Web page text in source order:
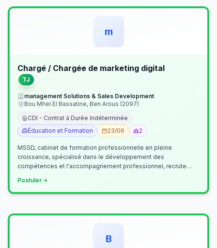
m
Chargé / Chargée de marketing digital
TJ
management Solutions & Sales Development
Bou Mhel El Bassatine, Ben Arous (2097)
CDI - Contrat à Durée Indéterminée
Éducation et Formation
23/06 2
MSSD, cabinet de formation professionnelle en pleine
croissance, spécialisé dans le développement des
compétences et l'accompagnement professionnel, recrute
Postuler
B